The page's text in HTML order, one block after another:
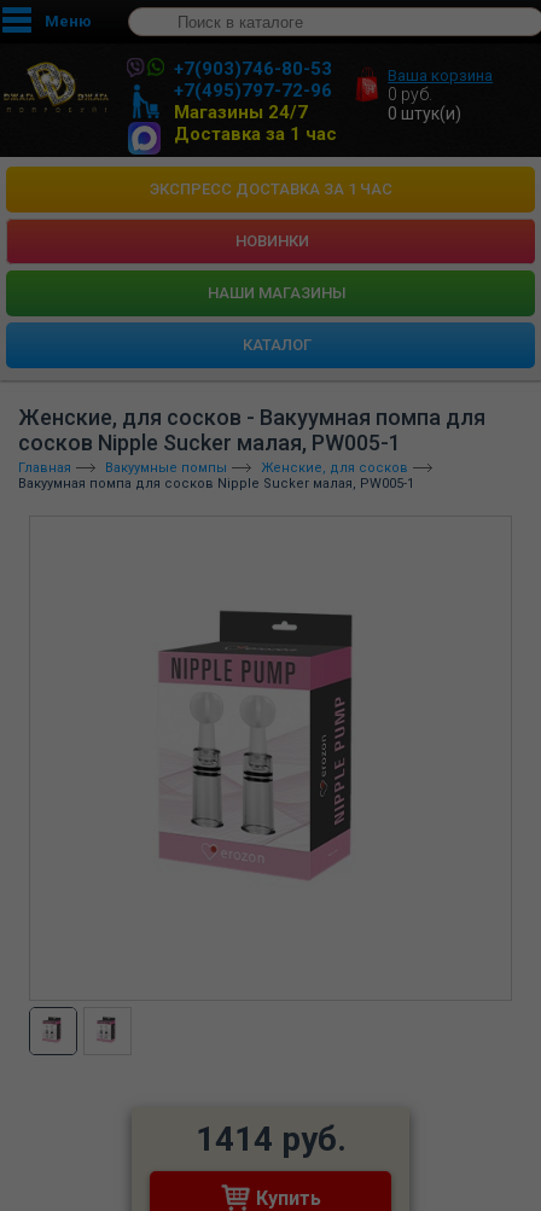
Меню
+7(903)746-80-53
+7(495)797-72-96
Магазины 24/7
Доставка за 1 час
Ваша корзина
0 руб.
0 штук(и)
ЭКСПРЕСС ДОСТАВКА ЗА 1 ЧАС
НОВИНКИ
HАШИ МАГАЗИНЫ
КАТАЛОГ
Женские, для сосков - Вакуумная помпа для
сосков Nipple Sucker малая, PW005-1
Главная Вакуумные помпы
Женские, для сосков
Вакуумная помпа для сосков Nipple Sucker малая, PW005-1
1414 руб.
Купить